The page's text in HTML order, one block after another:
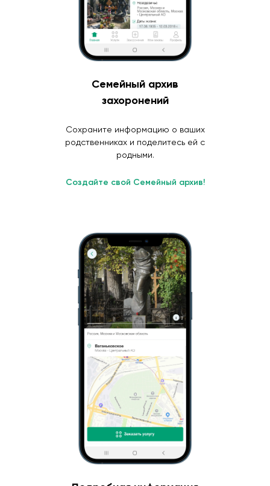
Семейный архив
захоронений
Сохраните информацию о ваших
родственниках и поделитесь ей с
родными.
Создайте свой Семейный архив!